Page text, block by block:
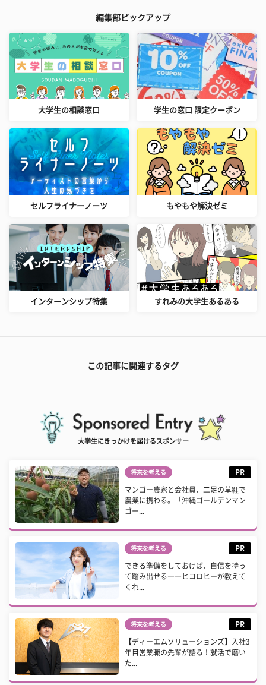
編集部ピックアップ
大学生の相談窓口 学生の窓口 限定クーポン
セルフライナーノーツ もやもや解決ゼミ
インターンシップ特集 すれみの大学生あるある
この記事に関連するタグ
大学生にきっかけを届けるスポンサー
将来を考える PR
マンゴー農家と会社員、二足の草鞋で
農業に携わる。「沖縄ゴールデンマン
ゴー...
将来を考える PR
できる準備をしておけば、自信を持っ
て踏み出せる――ヒコロヒーが教えて
くれ...
将来を考える PR
【ディーエムソリューションズ】入社3
年目営業職の先輩が語る！就活で磨い
た...